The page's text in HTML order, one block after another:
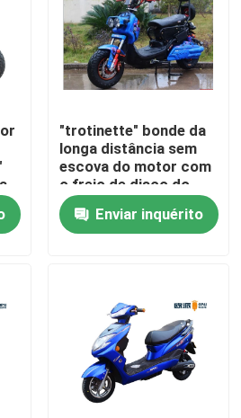
elétrico
elétrico
mobilidade
pedal
das senhoras
"trotinette" bonde da
longa distância sem
escova do motor com
o freio de disco do
carregador de USB
Enviar inquérito